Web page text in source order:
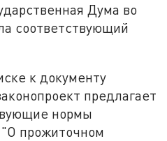
Дума во
соответствующий
к документу
предлагает
нормы
"О прожиточном